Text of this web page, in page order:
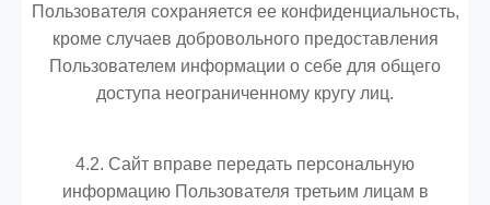
Пользователя сохраняется ее конфиденциальность,
кроме случаев добровольного предоставления
Пользователем информации о себе для общего
доступа неограниченному кругу лиц.
4.2. Сайт вправе передать персональную
информацию Пользователя третьим лицам в